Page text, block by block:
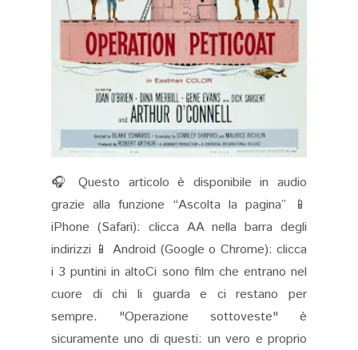
🎧 Questo articolo è disponibile in audio
grazie alla funzione “Ascolta la pagina” 📱
iPhone (Safari): clicca AA nella barra degli
indirizzi 📱 Android (Google o Chrome): clicca
i 3 puntini in altoCi sono film che entrano nel
cuore di chi li guarda e ci restano per
sempre. "Operazione sottoveste" è
sicuramente uno di questi: un vero e proprio